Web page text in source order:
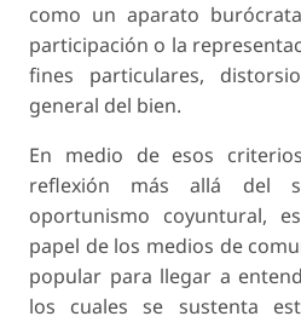
como un aparato
participación o la
fines particulares,
general del bien.
En medio de esos
reflexión más allá del
oportunismo coyuntural,
papel de los medios de
popular para llegar a
los cuales se sustenta